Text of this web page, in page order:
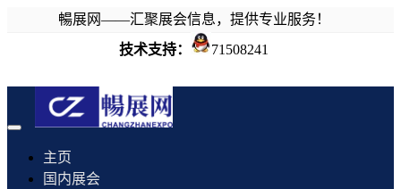
暢展网——汇聚展会信息，提供专业服务！
技术支持：
71508241
Toggle
navigation
主页
国内展会